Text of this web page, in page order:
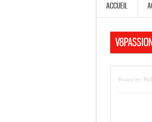
ACCUEIL
Posted by